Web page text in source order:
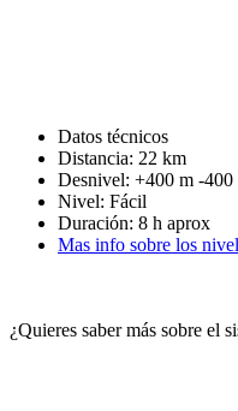
Datos técnicos
Distancia: 22 km
Desnivel: +400 m -400
Nivel: Fácil
Duración: 8 h aprox
Mas info sobre los
¿Quieres saber más sobre el